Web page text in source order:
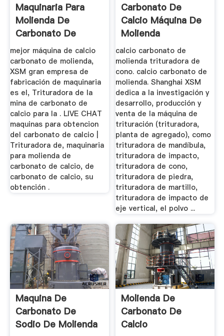
Maquinaria Para
Molienda De
Carbonato De
Calcio
mejor máquina de calcio
carbonato de molienda,
XSM gran empresa de
fabricación de maquinaria
es el, Trituradora de la
mina de carbonato de
calcio para la . LIVE CHAT
maquinas para obtencion
del carbonato de calcio |
Trituradora de, maquinaria
para molienda de
carbonato de calcio, de
carbonato de calcio, su
obtención .
Carbonato De
Calcio Máquina De
Molienda
calcio carbonato de
molienda trituradora de
cono. calcio carbonato de
molienda. Shanghai XSM
dedica a la investigación y
desarrollo, producción y
venta de la máquina de
trituración (trituradora,
planta de agregado), como
trituradora de mandíbula,
trituradora de impacto,
trituradora de cono,
trituradora de piedra,
trituradora de martillo,
trituradora de impacto de
eje vertical, el polvo ...
Maquina De
Carbonato De
Sodio De Molienda
Molienda De
Carbonato De
Calcio